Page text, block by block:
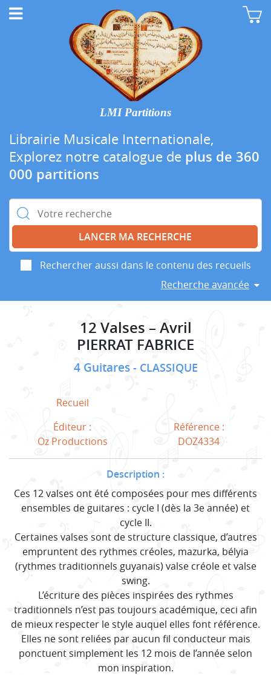
LMI Partitions
Librairie Musicale Internationale,
Explorez notre catalogue de plus de 360
000 partitions
Rechercher :
Rechercher aussi dans le contenu des recueils
Recherche avancée
12 Valses – Avril
PIERRAT FABRICE
4 Guitares CLASSIQUE
Recueil
Éditeur :
Oz Productions
Référence :
DOZ4334
Description :
Ces 12 valses ont été composées pour mes différents
ensembles de guitares : cycle I (dès la 3e année) et
cycle II.
Certaines valses sont de structure classique, d’autres
empruntent des rythmes créoles, mazurka, bélyia
(rythmes traditionnels guyanais) valse créole et valse
swing.
L’écriture des pièces inspirées des rythmes
traditionnels n’est pas toujours académique, ceci afin
de mieux respecter le style auquel elles font référence.
Elles ne sont reliées par aucun fil conducteur mais
ponctuent simplement les 12 mois de l’année selon
mon inspiration.